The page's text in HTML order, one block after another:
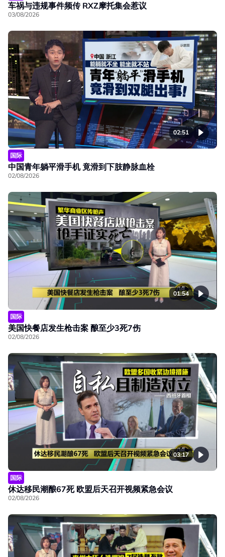
车祸与违规事件频传 RXZ摩托集会惹议
03/08/2026
02:51
国际
中国青年躺平滑手机 竟滑到下肢静脉血栓
02/08/2026
01:54
国际
美国快餐店发生枪击案 酿至少3死7伤
02/08/2026
03:17
国际
休达移民潮酿67死 欧盟后天召开视频紧急会议
02/08/2026